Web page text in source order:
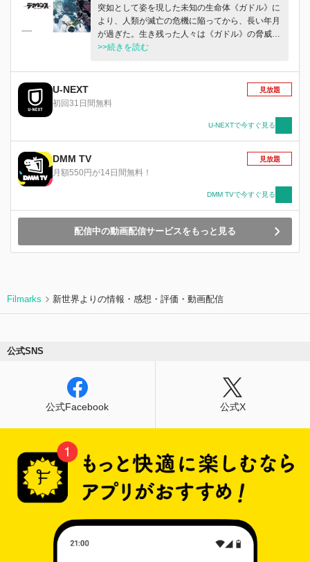
突如として姿を現した未知の生命体《ガドル》に
より、人類が滅亡の危機に陥ってから、長い年月
が過ぎた。生き残った人々は《ガドル》の脅威か
ら身を護るため、全高3,000Mの巨大な移動要塞
《デカダンス》に住まうのは、日夜《ガドル》と
戦う戦士たち《ギア》と、戦う力を持たない《タ
ンカー》たち。ガドルと戦う戦士《ギア》に憧
ー》の少女・ナツメは、ある日、無愛想なデカダ
ンスの装甲修理人・カブラギと出会う。夢を諦め
ない前向きな少女と夢を諦めたリアリストの男。
一見正反対のように見える二人の出会いは、やが
てこの世界の未来を大きく揺るがすことになる。
>>続きを読む
U-NEXT
初回31日間無料
見放題
U-NEXTで今すぐ見る
DMM TV
月額550円が14日間無料！
見放題
DMM TVで今すぐ見る
配信中の動画配信サービスをもっと見る
Filmarks 新世界よりの情報・感想・評価・動画配信
公式SNS
公式Facebook 公式X